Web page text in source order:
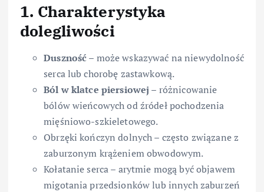
1. Charakterystyka
dolegliwości
Duszność – może wskazywać na niewydolność
serca lub chorobę zastawkową.
Ból w klatce piersiowej – różnicowanie
bólów wieńcowych od źródeł pochodzenia
mięśniowo-szkieletowego.
Obrzęki kończyn dolnych – często związane z
zaburzonym krążeniem obwodowym.
Kołatanie serca – arytmie mogą być objawem
migotania przedsionków lub innych zaburzeń